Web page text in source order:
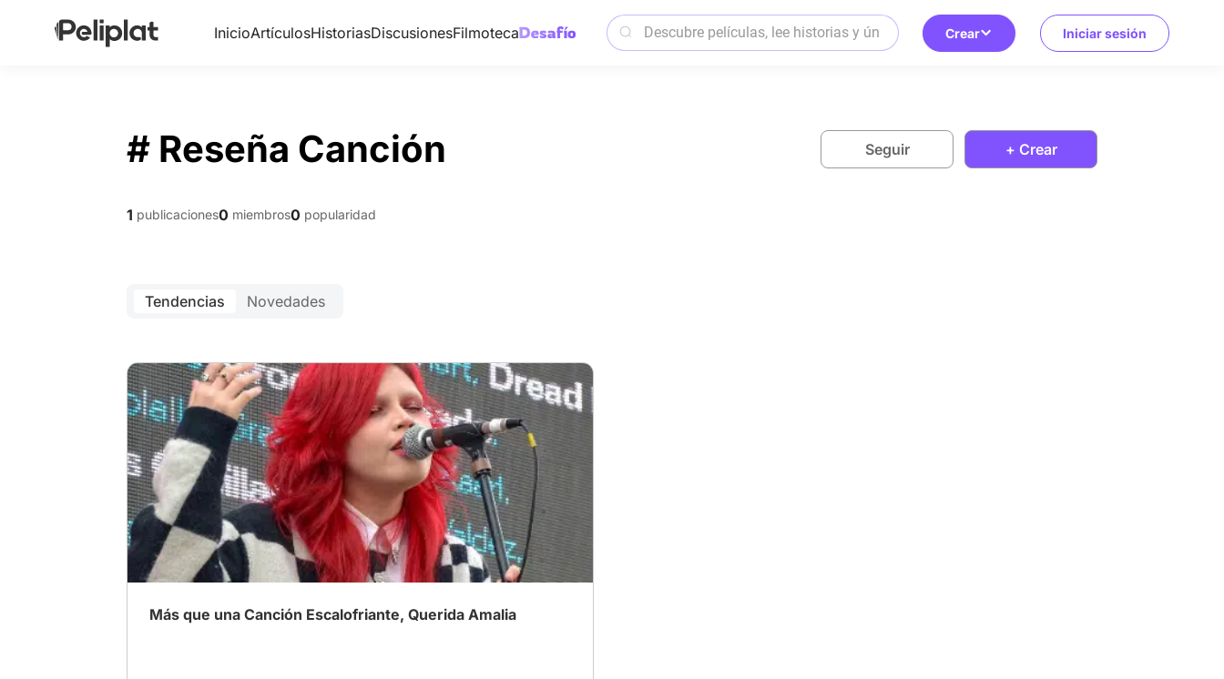
InicioArtículosHistoriasDiscusionesFilmoteca Crear Iniciar sesión
# Reseña Canción Seguir + Crear
1 publicaciones0 miembros0 popularidad
Tendencias Novedades
# PeliplatAwards2025 # Reseña # Reseña Bruses
Más que una Canción Escalofriante, Querida Amalia